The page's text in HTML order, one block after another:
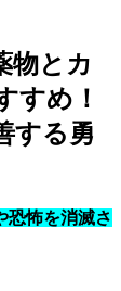
物とカ
すめ！
する勇
恐怖を消滅さ